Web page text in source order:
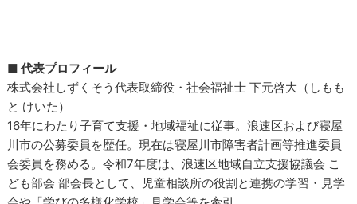
■ 代表プロフィール
株式会社しずくそう代表取締役・社会福祉士 下元啓大（しもも
と けいた）
16年にわたり子育て支援・地域福祉に従事。浪速区および寝屋
川市の公募委員を歴任。現在は寝屋川市障害者計画等推進委員
会委員を務める。令和7年度は、浪速区地域自立支援協議会 こ
ども部会 部会長として、児童相談所の役割と連携の学習・見学